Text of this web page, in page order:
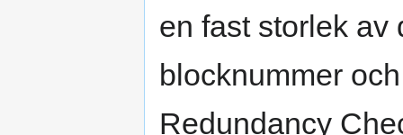
en fast storlek av
blocknummer
Redundancy